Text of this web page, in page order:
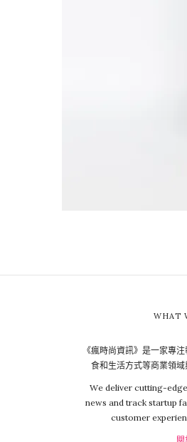
WHAT
《瘋時尚資訊》是一家專
食和生活方式等商業領
We deliver cutting-
news and track startup
customer